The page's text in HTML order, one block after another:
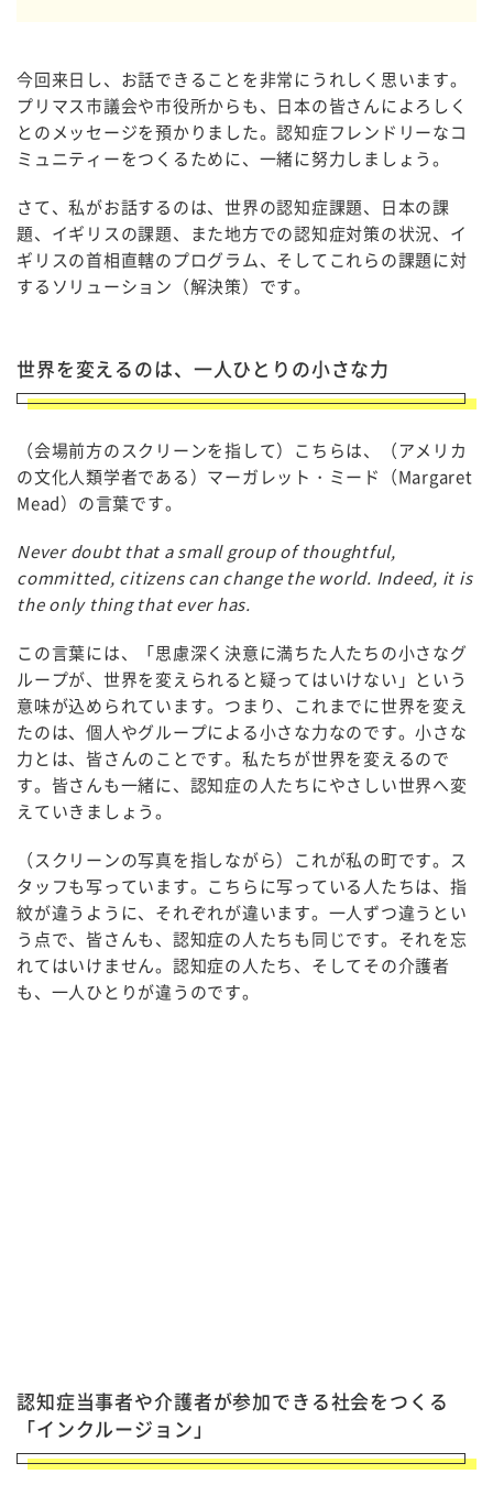
今回来日し、お話できることを非常にうれしく思います。
プリマス市議会や市役所からも、日本の皆さんによろしく
とのメッセージを預かりました。認知症フレンドリーなコ
ミュニティーをつくるために、一緒に努力しましょう。
さて、私がお話するのは、世界の認知症課題、日本の課
題、イギリスの課題、また地方での認知症対策の状況、イ
ギリスの首相直轄のプログラム、そしてこれらの課題に対
するソリューション（解決策）です。
世界を変えるのは、一人ひとりの小さな力
（会場前方のスクリーンを指して）こちらは、（アメリカ
の文化人類学者である）マーガレット・ミード（Margaret
Mead）の言葉です。
Never doubt that a small group of thoughtful,
committed, citizens can change the world. Indeed, it is
the only thing that ever has.
この言葉には、「思慮深く決意に満ちた人たちの小さなグ
ループが、世界を変えられると疑ってはいけない」という
意味が込められています。つまり、これまでに世界を変え
たのは、個人やグループによる小さな力なのです。小さな
力とは、皆さんのことです。私たちが世界を変えるので
す。皆さんも一緒に、認知症の人たちにやさしい世界へ変
えていきましょう。
（スクリーンの写真を指しながら）これが私の町です。ス
タッフも写っています。こちらに写っている人たちは、指
紋が違うように、それぞれが違います。一人ずつ違うとい
う点で、皆さんも、認知症の人たちも同じです。それを忘
れてはいけません。認知症の人たち、そしてその介護者
も、一人ひとりが違うのです。
認知症当事者や介護者が参加できる社会をつくる
「インクルージョン」